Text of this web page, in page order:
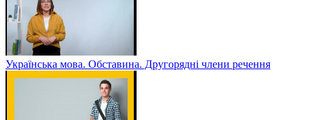
Українська мова. Обставина. Другорядні члени речення